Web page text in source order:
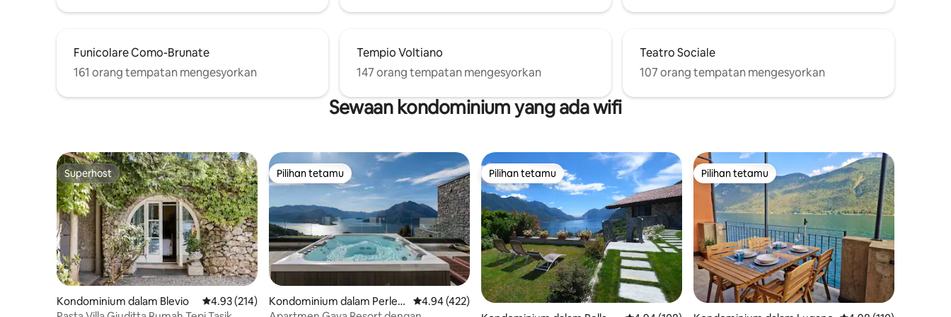
Funicolare Como-Brunate
161 orang tempatan mengesyorkan
Tempio Voltiano
147 orang tempatan mengesyorkan
Teatro Sociale
107 orang tempatan mengesyorkan
Sewaan kondominium yang ada wifi
Superhost
Superhost
Kondominium dalam Blevio Penarafan purata 4.93 daripada 5, 214 ulasan
4.93 (214)
Pilihan tetamu
Pilihan tetamu
Kondominium dalam Perled
Penarafan purata 4.94 daripada 5, 422 ulasan
4.94 (422)
Pilihan tetamu
Pilihan tetamu Pilihan tetamu
Pilihan tetamu